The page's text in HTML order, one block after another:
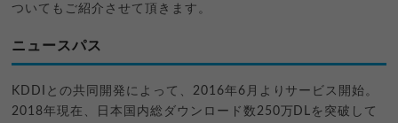
ついてもご紹介させて頂きます。
ニュースパス
KDDIとの共同開発によって、2016年6月よりサービス開始。
2018年現在、日本国内総ダウンロード数250万DLを突破して